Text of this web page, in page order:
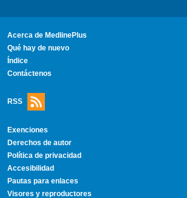
Acerca de MedlinePlus
Qué hay de nuevo
Índice
Contáctenos
RSS
Exenciones
Derechos de autor
Política de privacidad
Accesibilidad
Pautas para enlaces
Visores y reproductores